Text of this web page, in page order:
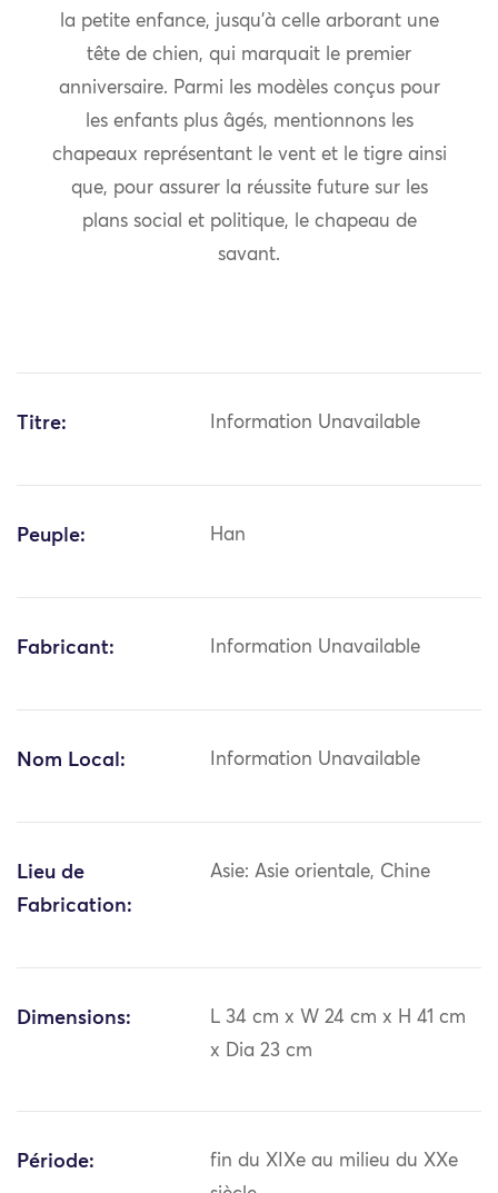
la petite enfance, jusqu’à celle arborant une
tête de chien, qui marquait le premier
anniversaire. Parmi les modèles conçus pour
les enfants plus âgés, mentionnons les
chapeaux représentant le vent et le tigre ainsi
que, pour assurer la réussite future sur les
plans social et politique, le chapeau de
savant.
Titre: Information Unavailable
Peuple: Han
Fabricant: Information Unavailable
Nom Local: Information Unavailable
Lieu de
Fabrication:
Asie: Asie orientale, Chine
Dimensions:
L 34 cm x W 24 cm x H 41 cm
x Dia 23 cm
Période:
fin du XIXe au milieu du XXe